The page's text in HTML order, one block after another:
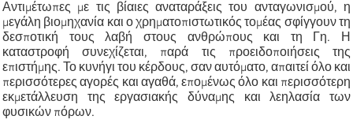
Αντιμέτωπες με τις βίαιες αναταράξεις του ανταγωνισμού, η
μεγάλη βιομηχανία και ο χρηματοπιστωτικός τομέας σφίγγουν τη
δεσποτική τους λαβή στους ανθρώπους και τη Γη. Η
καταστροφή συνεχίζεται, παρά τις προειδοποιήσεις της
επιστήμης. Το κυνήγι του κέρδους, σαν αυτόματο, απαιτεί όλο και
περισσότερες αγορές και αγαθά, επομένως όλο και περισσότερη
εκμετάλλευση της εργασιακής δύναμης και λεηλασία των
φυσικών πόρων.